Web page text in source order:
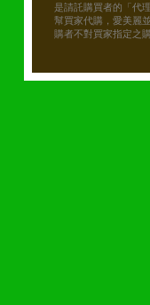
是請託購買者的「代
幫買家代購，愛美麗
購者不對買家指定之